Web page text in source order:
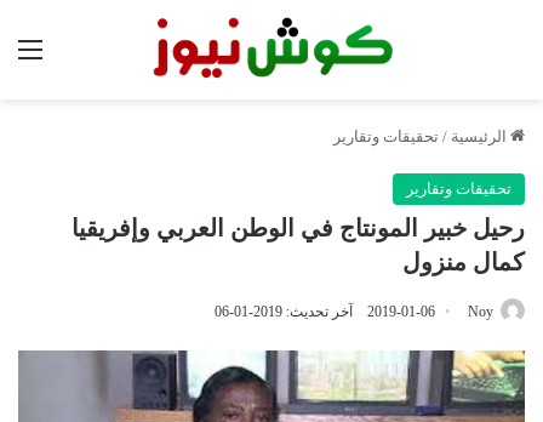
الرئيسية / تحقيقات وتقارير
تحقيقات وتقارير
رحيل خبير المونتاج في الوطن العربي وإفريقيا
كمال منزول
Noy
2019-01-06 آخر تحديث: 2019-01-06